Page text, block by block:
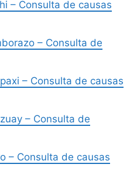
– Consulta de causas
– Consulta de
– Consulta de causas
– Consulta de
– Consulta de causas